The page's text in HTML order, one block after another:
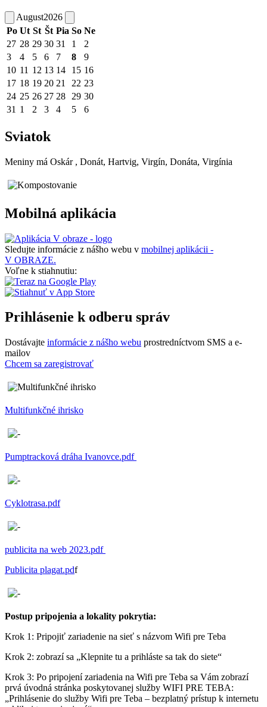
August2026
Po Ut St Št Pia So Ne
27 28 29 30 31 1
2
3
4 5 6 7 8
9
10 11 12 13 14 15 16
17 18 19 20 21 22 23
24 25 26 27 28 29 30
31 1 2 3 4 5 6
Sviatok
Meniny má Oskár , Donát, Hartvig, Virgín, Donáta, Virgínia
Mobilná aplikácia
Sledujte informácie z nášho webu v mobilnej aplikácii -
V OBRAZE.
Voľne k stiahnutiu:
Prihlásenie k odberu správ
Dostávajte informácie z nášho webu prostredníctvom SMS a e-
mailov
Chcem sa zaregistrovať
Multifunkčné ihrisko
Pumptracková dráha Ivanovce.pdf
Cyklotrasa.pdf
publicita na web 2023.pdf
Publicita plagat.pdf
Postup pripojenia a lokality pokrytia:
Krok 1: Pripojiť zariadenie na sieť s názvom Wifi pre Teba
Krok 2: zobrazí sa „Klepnite tu a prihláste sa tak do siete“
Krok 3: Po pripojení zariadenia na Wifi pre Teba sa Vám zobrazí
prvá úvodná stránka poskytovanej služby WIFI PRE TEBA:
„Prihlásenie do služby Wifi pre Teba – bezplatný prístup k internetu